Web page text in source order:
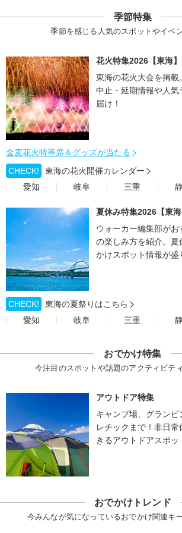
季節特集
季節を感じる人気のスポットやイベ
花火特集2026【東海】
東海の花火大会を掲載
中止・延期情報や人気
届け！
金麦花火特等席＆グッズが当たる
CHECK!
東海の花火開催カレンダー
愛知
岐阜 三重
夏休み特集2026【東海
ウォーカー編集部が
の楽しみ方を紹介。
かけスポット情報が盛
CHECK!
東海の夏祭りはこちら
愛知
岐阜 三重
おでかけ特集
今注目のスポットや話題のアクティビテ
アウトドア特集
キャンプ場、グランピ
レチックまで！非日
きるアウトドアスポッ
おでかけトレンド
今みんなが気になっているおでかけ関連キ